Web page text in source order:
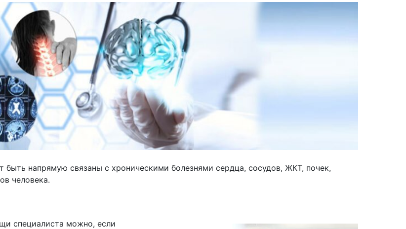
быть напрямую связаны с хроническими болезнями сердца, сосудов, ЖКТ, почек,
человека.
специалиста можно, если